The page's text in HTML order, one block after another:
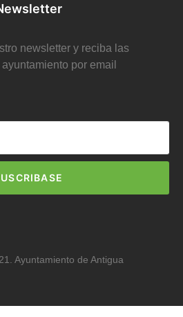
newsletter y reciba las
por email
Ayuntamiento de Antigua